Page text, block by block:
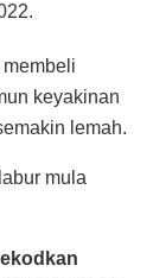
keyakinan
lemah.
mula